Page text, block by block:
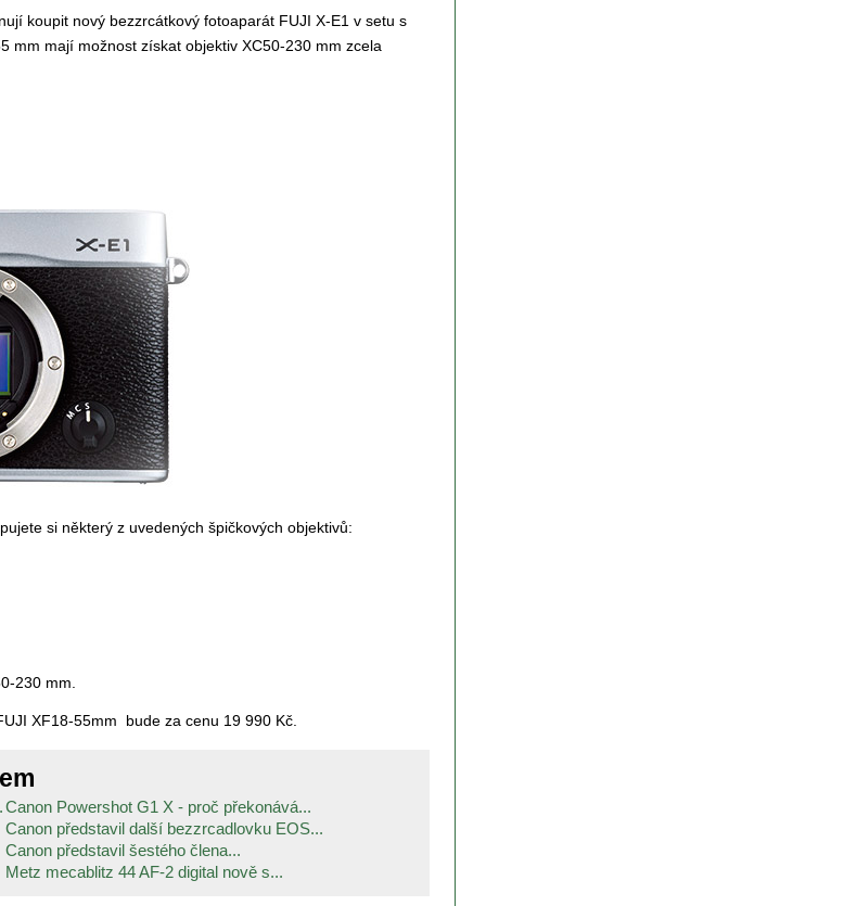
koupit nový bezzrcátkový fotoaparát FUJI X-E1 v setu s
mm mají možnost získat objektiv XC50-230 mm zcela
si některý z uvedených špičkových objektivů:
230 mm.
XF18-55mm bude za cenu 19 990 Kč.
Canon Powershot G1 X - proč překonává...
Canon představil další bezzrcadlovku EOS...
Canon představil šestého člena...
Metz mecablitz 44 AF-2 digital nově s...